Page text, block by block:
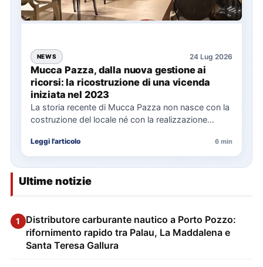
NEWS 24 Lug 2026
Mucca Pazza, dalla nuova gestione ai
ricorsi: la ricostruzione di una vicenda
iniziata nel 2023
La storia recente di Mucca Pazza non nasce con la
costruzione del locale né con la realizzazione
Leggi l'articolo 6 min
Ultime notizie
1
Distributore carburante nautico a Porto Pozzo:
rifornimento rapido tra Palau, La Maddalena e
Santa Teresa Gallura